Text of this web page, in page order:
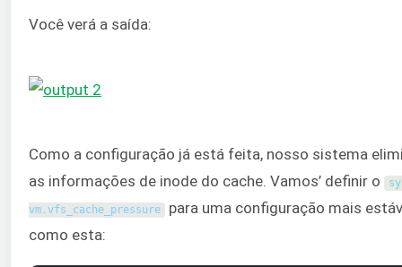
Você verá a saída:
Como a configuração já está feita, nosso sistema
as informações de inode do cache. Vamos’ definir o
vm .vfs_cache_pressure para uma configuração mais
como esta: